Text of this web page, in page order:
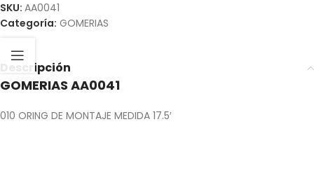
SKU: AA0041
Categoría: GOMERIAS
Descripción
GOMERIAS AA0041
010 ORING DE MONTAJE MEDIDA 17.5′